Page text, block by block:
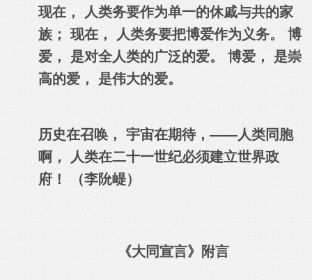
现在， 人类务要作为单一的休戚与共的家
族； 现在， 人类务要把博爱作为义务。 博
爱， 是对全人类的广泛的爱。 博爱， 是崇
高的爱， 是伟大的爱。
历史在召唤， 宇宙在期待，——人类同胞
啊， 人类在二十一世纪必须建立世界政
府！ （李阭崼）
《大同宣言》附言